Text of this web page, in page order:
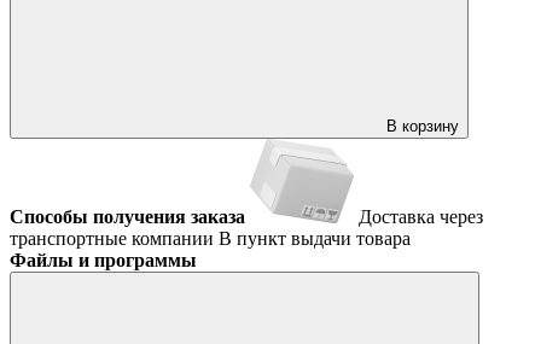
В корзину
Способы получения заказа
Доставка через
транспортные компании В пункт выдачи товара
Файлы и программы